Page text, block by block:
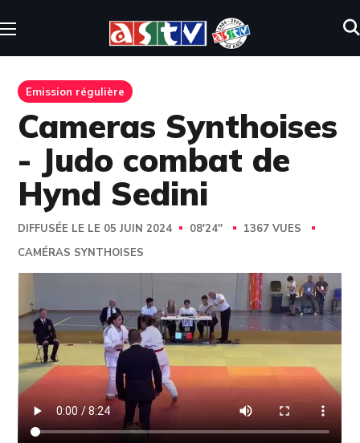
Emission régulière
Cameras Synthoises
- Judo combat de
Hynd Sedini
DIFFUSÉE LE LE 05 JUIN 2024 08'24''
1367 VUES
CAMÉRAS SYNTHOISES